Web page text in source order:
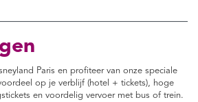
Paris en profiteer van onze speciale
op je verblijf (hotel + tickets), hoge
en voordelig vervoer met bus of trein.